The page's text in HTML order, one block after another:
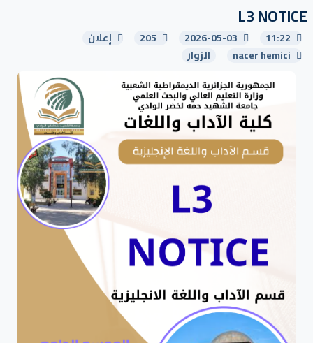
L3 NOTICE
11:22
2026-05-03
205
إعلان
nacer hemici
الزوار